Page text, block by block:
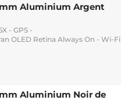
mm Aluminium Argent
- GPS -
OLED Retina Always On - Wi-Fi
mm Aluminium Noir de